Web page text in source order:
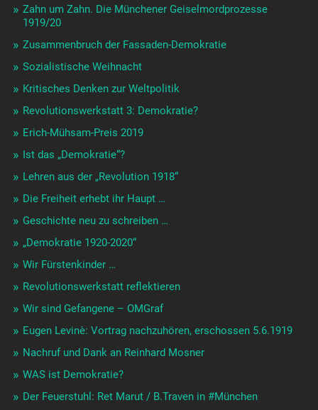
Zahn um Zahn. Die Münchener Geiselmordprozesse
1919/20
Zusammenbruch der Fassaden-Demokratie
Sozialistische Weihnacht
Kritisches Denken zur Weltpolitik
Revolutionswerkstatt 3: Demokratie?
Erich-Mühsam-Preis 2019
Ist das „Demokratie“?
Lehren aus der „Revolution 1918“
Die Freiheit erhebt ihr Haupt …
Geschichte neu zu schreiben …
„Demokratie 1920-2020“
Wir Fürstenkinder …
Revolutionswerkstatt reflektieren
Wir sind Gefangene – OMGraf
Eugen Levinè: Vortrag nachzuhören, erschossen 5.6.1919
Nachruf und Dank an Reinhard Mosner
WAS ist Demokratie?
Der Feuerstuhl: Ret Marut / B.Traven in #München